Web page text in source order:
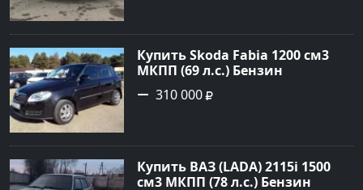
Авторынок23
Купить Skoda Fabia 1200 см3
МКПП (69 л.с.) Бензин
инжектор в Кропоткин: цвет
черный Хетчбэк 2010 года по
Авторынок23
310 000
Купить ВАЗ (LADA) 2115i 1500
см3 МКПП (78 л.с.) Бензин